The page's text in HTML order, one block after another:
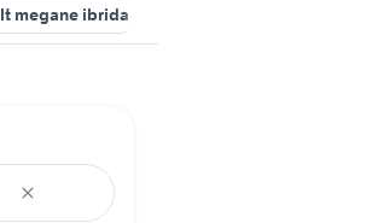
megane ibrida